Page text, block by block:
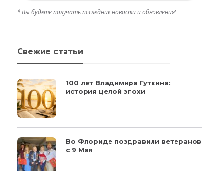
* Вы будете получать последние новости и обновления!
Свежие статьи
100 лет Владимира Гуткина:
история целой эпохи
Во Флориде поздравили ветеранов
с 9 Мая